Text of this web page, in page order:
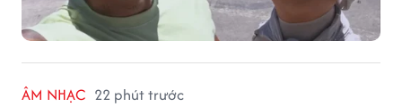
ÂM NHẠC 22 phút trước